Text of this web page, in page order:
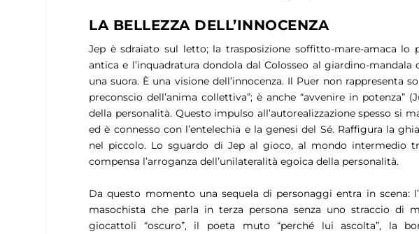
LA BELLEZZA DELL’INNOCENZA
Jep è sdraiato sul letto; la trasposizione soffitto-mare-amaca lo
antica e l’inquadratura dondola dal Colosseo al giardino-
una suora. È una visione dell’innocenza. Il Puer non rappresenta
preconscio dell’anima collettiva”; è anche “avvenire in potenza”
della personalità. Questo impulso all’autorealizzazione spesso si
ed è connesso con l’entelechia e la genesi del Sé. Raffigura la
nel piccolo. Lo sguardo di Jep al gioco, al mondo intermedio
compensa l’arroganza dell’unilateralità egoica della personalità.
Da questo momento una sequela di personaggi entra in scena:
masochista che parla in terza persona senza uno straccio di
giocattoli “oscuro”, il poeta muto “perché lui ascolta”, la